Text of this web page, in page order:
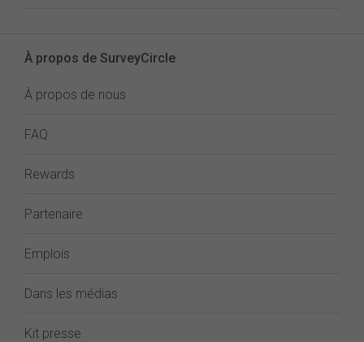
À propos de SurveyCircle
À propos de nous
FAQ
Rewards
Partenaire
Emplois
Dans les médias
Kit presse